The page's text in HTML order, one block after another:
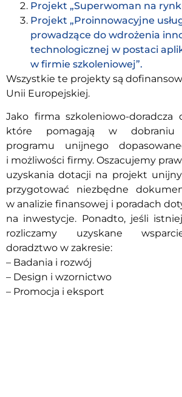
Projekt „Superwoman na
Projekt „Proinnowacyjne
prowadzące do wdrożenia
technologicznej w postaci
w firmie szkoleniowej”.
Wszystkie te projekty są
Unii Europejskiej.
Jako firma szkoleniowo-doradcza
które pomagają w dobraniu
programu unijnego
i możliwości firmy. Oszacujemy
uzyskania dotacji na projekt
przygotować niezbędne
w analizie finansowej i poradach
na inwestycje. Ponadto, jeśli
rozliczamy uzyskane
doradztwo w zakresie:
– Badania i rozwój
– Design i wzornictwo
– Promocja i eksport